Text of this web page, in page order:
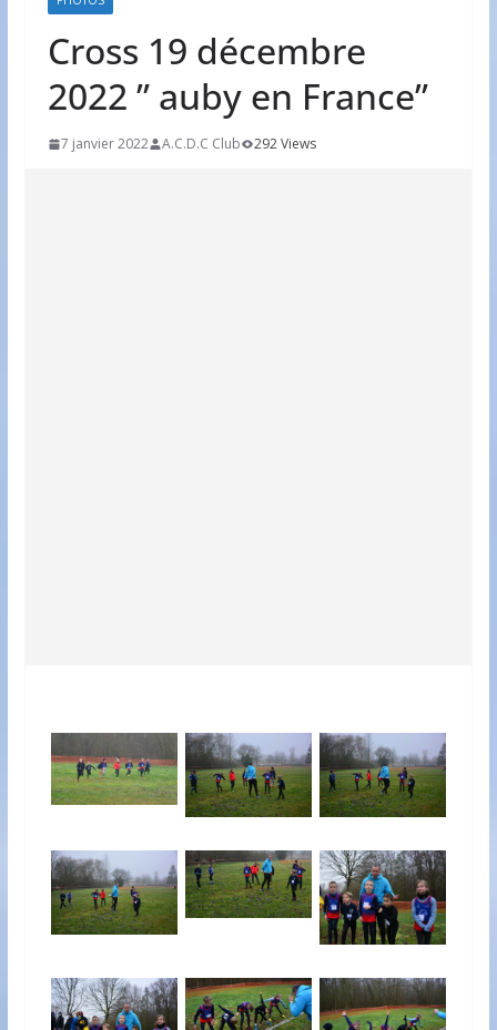
Cross 19 décembre
2022 ” auby en France”
7 janvier 2022 A.C.D.C Club 292 Views